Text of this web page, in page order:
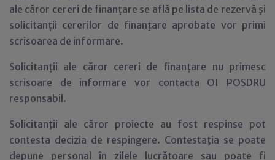
ale căror cereri de finanțare se află pe lista de rezervă şi
solicitanții cererilor de finanţare aprobate vor primi
scrisoarea de informare.
Solicitanții ale căror cereri de finanțare nu primesc
scrisoare de informare vor contacta OI POSDRU
responsabil.
Solicitanţii ale căror proiecte au fost respinse pot
contesta decizia de respingere. Contestaţia se poate
depune personal în zilele lucrătoare sau poate fi